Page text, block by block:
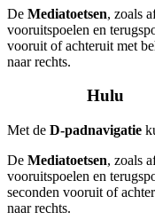
De Mediatoetsen, zoals
vooruitspoelen en
vooruit of achteruit met
naar rechts.
Hulu
Met de D-padnavigatie
De Mediatoetsen, zoals
vooruitspoelen en
seconden vooruit of
naar rechts.